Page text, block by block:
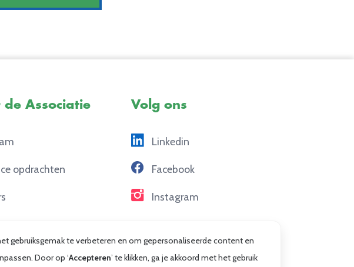
de Associatie
opdrachten
Volg ons
Linkedin
Facebook
Instagram
gebruiksgemak te verbeteren en om gepersonaliseerde content en
Door op ‘Accepteren’ te klikken, ga je akkoord met het gebruik